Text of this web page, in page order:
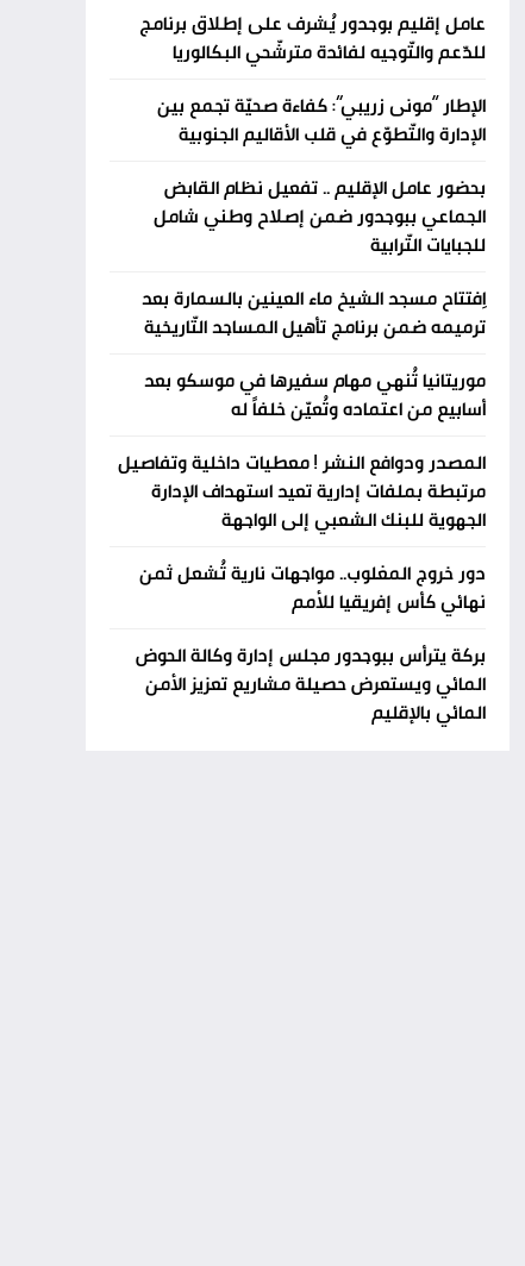
عامل إقليم بوجدور يُشرف على إطلاق برنامج
للدّعم والتّوجيه لفائدة مترشّحي البكالوريا
الإطار “مونى زريبي”: كفاءة صحيّة تجمع بين
الإدارة والتّطوّع في قلب الأقاليم الجنوبية
بحضور عامل الإقليم .. تفعيل نظام القابض
الجماعي ببوجدور ضمن إصلاح وطني شامل
للجبايات التّرابية
اِفتتاح مسجد الشيخ ماء العينين بالسمارة بعد
ترميمه ضمن برنامج تأهيل المساجد التّاريخية
موريتانيا تُنهي مهام سفيرها في موسكو بعد
أسابيع من اعتماده وتُعيّن خلفاً له
المصدر ودوافع النشر ! معطيات داخلية وتفاصيل
مرتبطة بملفات إدارية تعيد استهداف الإدارة
الجهوية للبنك الشعبي إلى الواجهة
دور خروج المغلوب.. مواجهات نارية تُشعل ثمن
نهائي كأس إفريقيا للأمم
بركة يترأس ببوجدور مجلس إدارة وكالة الحوض
المائي ويستعرض حصيلة مشاريع تعزيز الأمن
المائي بالإقليم